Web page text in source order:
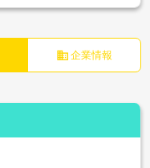
business 企業情報